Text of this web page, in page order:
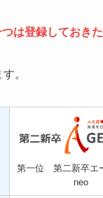
は登録しておき
。
第一位 第二新卒エ
neo